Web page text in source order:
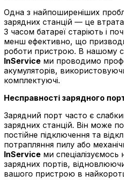
Одна з найпоширеніших
зарядних станцій — це
З часом батареї старіють і
менш ефективно, що
роботи пристрою. В нашому
InService ми проводимо
акумуляторів,
комплектуючі.
Несправності зарядного
Зарядний порт часто є
зарядних станцій. Він може
постійне підключення та
потрапляння пилу або
InService ми спеціалізуємось
зарядних портів,
вашого пристрою в